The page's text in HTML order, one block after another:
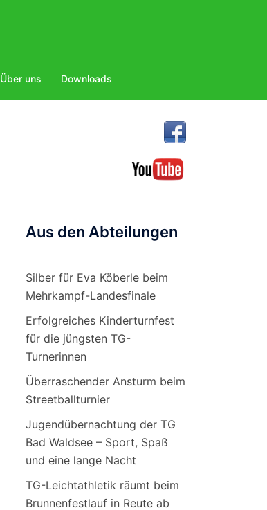
Über uns Downloads
Aus den Abteilungen
Silber für Eva Köberle beim
Mehrkampf-Landesfinale
Erfolgreiches Kinderturnfest
für die jüngsten TG-
Turnerinnen
Überraschender Ansturm beim
Streetballturnier
Jugendübernachtung der TG
Bad Waldsee – Sport, Spaß
und eine lange Nacht
TG-Leichtathletik räumt beim
Brunnenfestlauf in Reute ab